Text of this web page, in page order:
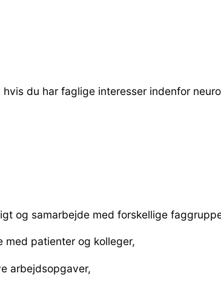
du har faglige interesser indenfor
og samarbejde med forskellige
med patienter og kolleger,
arbejdsopgaver,